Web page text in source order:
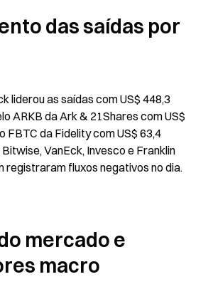
das saídas por
liderou as saídas com US$ 448,3
ARKB da Ark & 21Shares com US$
FBTC da Fidelity com US$ 63,4
VanEck, Invesco e Franklin
registraram fluxos negativos no dia.
mercado e
macro